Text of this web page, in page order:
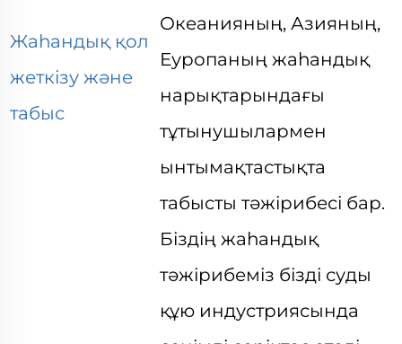
Жаһандық қол
жеткізу және
табыс
Океанияның, Азияның,
Еуропаның жаһандық
нарықтарындағы
тұтынушылармен
ынтымақтастықта
табысты тәжірибесі бар.
Біздің жаһандық
тәжірибеміз бізді суды
құю индустриясында